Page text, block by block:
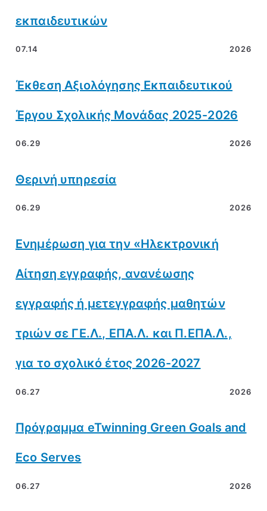
εκπαιδευτικών
07.14 2026
Έκθεση Αξιολόγησης Εκπαιδευτικού
Έργου Σχολικής Μονάδας 2025-2026
06.29 2026
Θερινή υπηρεσία
06.29 2026
Ενημέρωση για την «Ηλεκτρονική
Αίτηση εγγραφής, ανανέωσης
εγγραφής ή μετεγγραφής μαθητών
τριών σε ΓΕ.Λ., ΕΠΑ.Λ. και Π.ΕΠΑ.Λ.,
για το σχολικό έτος 2026-2027
06.27 2026
Πρόγραμμα eTwinning Green Goals and
Eco Serves
06.27 2026